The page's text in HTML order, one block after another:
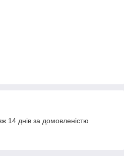
14 днів за домовленістю